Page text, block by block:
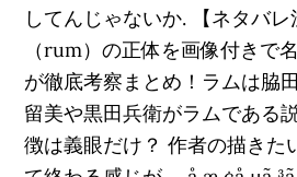
してんじゃないか. 【ネタバ
（rum）の正体を画像付きで
が徹底考察まとめ！ラムは脇
留美や黒田兵衛がラムである
徴は義眼だけ？ 作者の描きた